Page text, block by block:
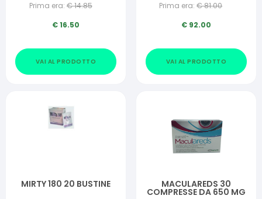
Prima era: €14.85
€16.50
VAI AL PRODOTTO
Prima era: €81.00
€ 92.00
VAI AL PRODOTTO
MIRTY 180 20 BUSTINE MACULAREDS 30
COMPRESSE DA 650 MG